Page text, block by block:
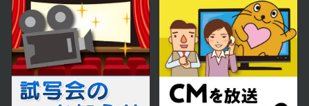
2024年08月16日 放送
第29話